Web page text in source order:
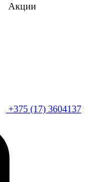
Акции
+375 (17) 3604137